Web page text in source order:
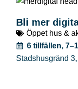
Bli mer
Öppet hus &
6 tillfällen,
Stadshusgränd 3,